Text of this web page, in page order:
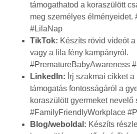
támogathatod a koraszülött
meg személyes élményeidet.
#LilaNap
TikTok: Készíts rövid videót
vagy a lila fény kampányról.
#PrematureBabyAwareness
LinkedIn: Írj szakmai cikket
támogatás fontosságáról a
koraszülött gyermeket nevelő
#FamilyFriendlyWorkplace
Blog/weboldal: Készíts